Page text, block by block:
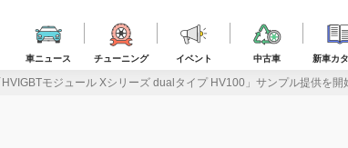
車ニュース チューニング イベント 中古車 新車カ
モジュール Xシリーズ dualタイプ HV100」サンプル提供を開